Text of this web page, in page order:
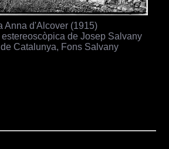
Anna d'Alcover (1915)
de Josep Salvany
Catalunya, Fons Salvany